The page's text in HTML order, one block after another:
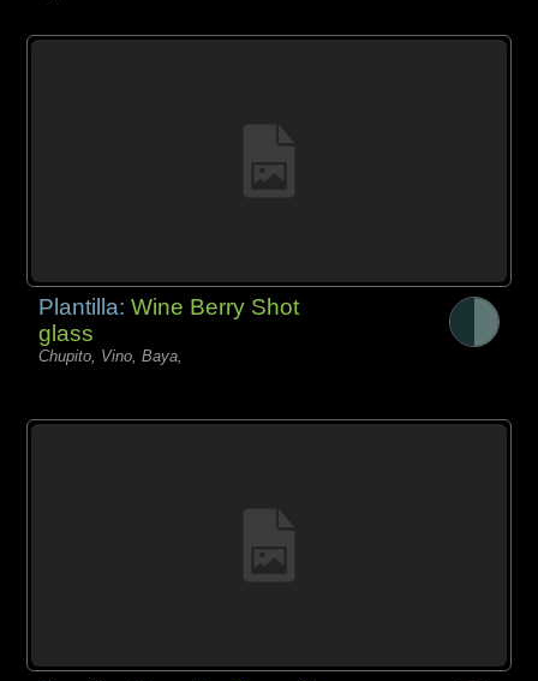
Plantilla:Wine Berry Shot
glass
Chupito, Vino, Baya,